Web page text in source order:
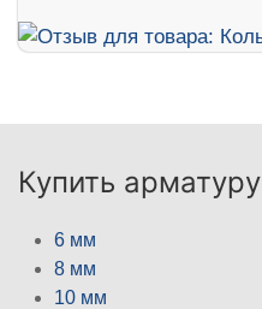
Купить арматуру
6 мм
8 мм
10 мм